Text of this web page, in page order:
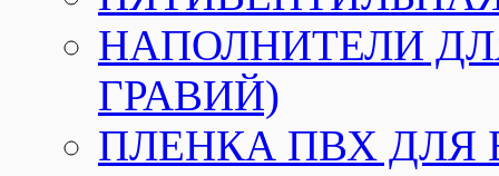
НАПОЛНИТЕЛИ
ГРАВИЙ)
ПЛЕНКА ПВХ ДЛЯ